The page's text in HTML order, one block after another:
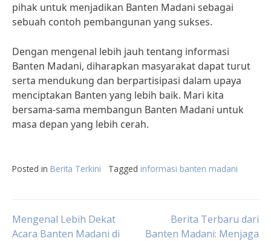
pihak untuk menjadikan Banten Madani sebagai
sebuah contoh pembangunan yang sukses.
Dengan mengenal lebih jauh tentang informasi
Banten Madani, diharapkan masyarakat dapat turut
serta mendukung dan berpartisipasi dalam upaya
menciptakan Banten yang lebih baik. Mari kita
bersama-sama membangun Banten Madani untuk
masa depan yang lebih cerah.
Posted in Berita Terkini Tagged informasi banten madani
Post
Mengenal Lebih Dekat
Acara Banten Madani di
Berita Terbaru dari
Banten Madani: Menjaga